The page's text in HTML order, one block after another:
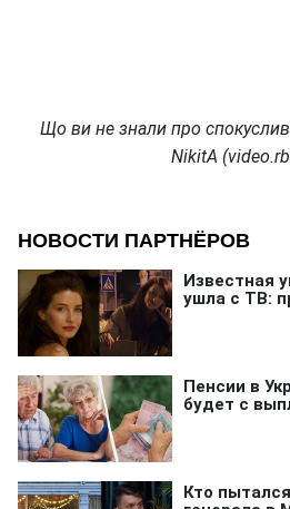
Що ви не знали про
NikitA